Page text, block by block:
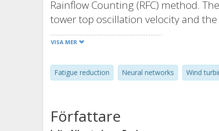
Rainflow Counting (RFC) method.
tower top oscillation velocity and
the fatigue progression. The results
convenient architecture for control
an economic-tracking NMPC
tower is deployed in real-time. The
improvement achieved with the
VISA MER
Fatigue reduction Neural networks Wind
Författare